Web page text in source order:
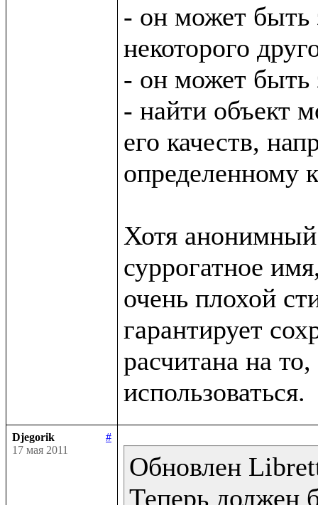
- он может быть
некоторого
- он может быть
- найти объект
его качеств,
определенному
Хотя анонимный
суррогатное
очень плохой
гарантирует
расчитана на
Djegorik
#
17 мая 2011
Обновлен
Теперь должен